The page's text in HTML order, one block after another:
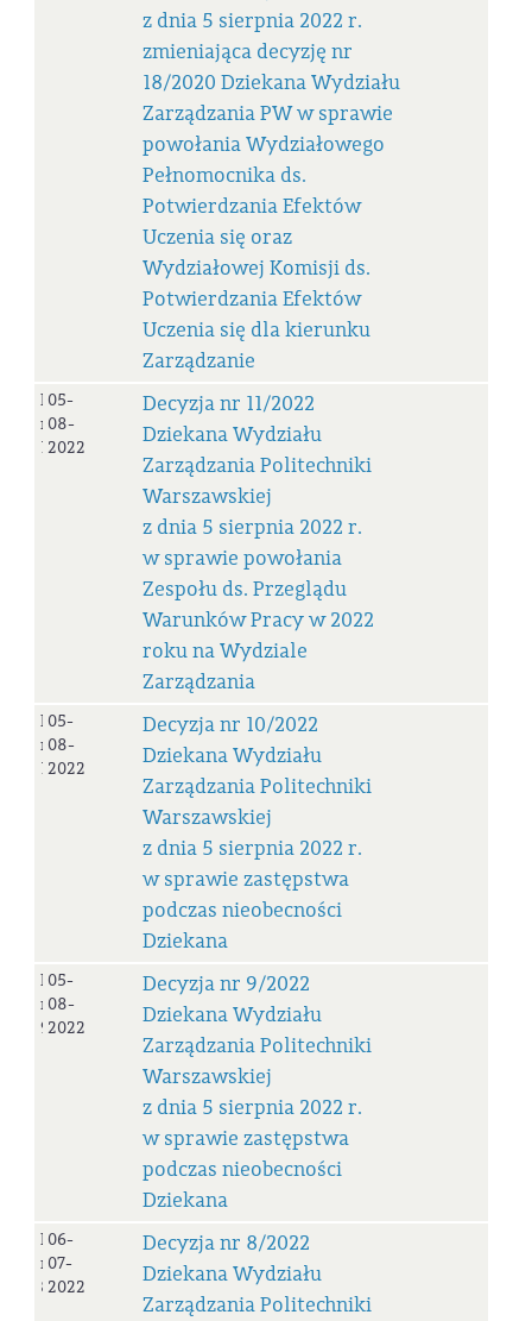
z dnia 5 sierpnia 2022 r.
zmieniająca decyzję nr
18/2020 Dziekana Wydziału
Zarządzania PW w sprawie
powołania Wydziałowego
Pełnomocnika ds.
Potwierdzania Efektów
Uczenia się oraz
Wydziałowej Komisji ds.
Potwierdzania Efektów
Uczenia się dla kierunku
Zarządzanie
Decyzja
nr
11/2022
05-
08-
2022
Decyzja nr 11/2022
Dziekana Wydziału
Zarządzania Politechniki
Warszawskiej
z dnia 5 sierpnia 2022 r.
w sprawie powołania
Zespołu ds. Przeglądu
Warunków Pracy w 2022
roku na Wydziale
Zarządzania
Decyzja
nr
10/2022
05-
08-
2022
Decyzja nr 10/2022
Dziekana Wydziału
Zarządzania Politechniki
Warszawskiej
z dnia 5 sierpnia 2022 r.
w sprawie zastępstwa
podczas nieobecności
Dziekana
Decyzja
nr
9/2022
05-
08-
2022
Decyzja nr 9/2022
Dziekana Wydziału
Zarządzania Politechniki
Warszawskiej
z dnia 5 sierpnia 2022 r.
w sprawie zastępstwa
podczas nieobecności
Dziekana
Decyzja
nr
8/2022
06-
07-
2022
Decyzja nr 8/2022
Dziekana Wydziału
Zarządzania Politechniki